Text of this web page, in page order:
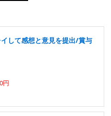
して感想と意見を提出/賞与
円